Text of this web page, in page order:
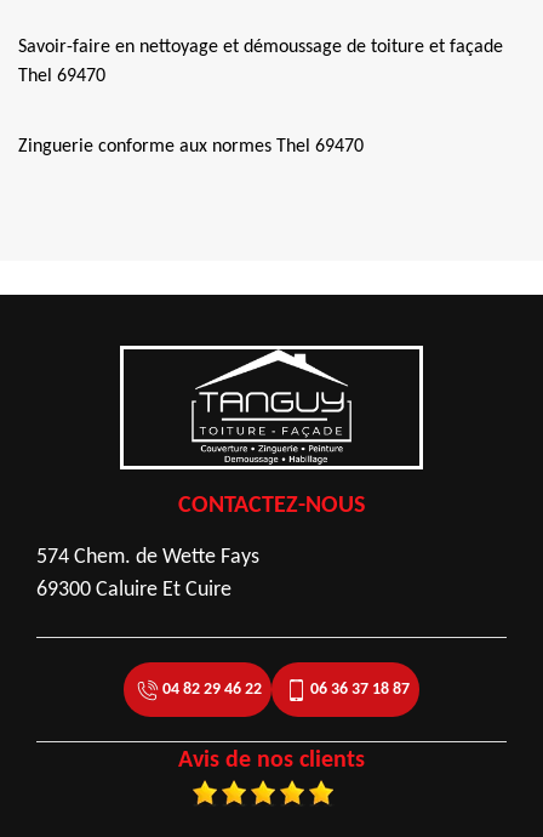
Savoir-faire en nettoyage et démoussage de toiture et façade
Thel 69470
Zinguerie conforme aux normes Thel 69470
CONTACTEZ-NOUS
574 Chem. de Wette Fays
69300 Caluire Et Cuire
04 82 29 46 22 06 36 37 18 87
Avis de nos clients